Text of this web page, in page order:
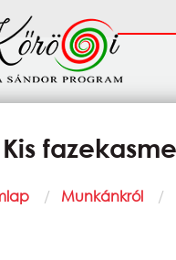
Kis
Munkánkról